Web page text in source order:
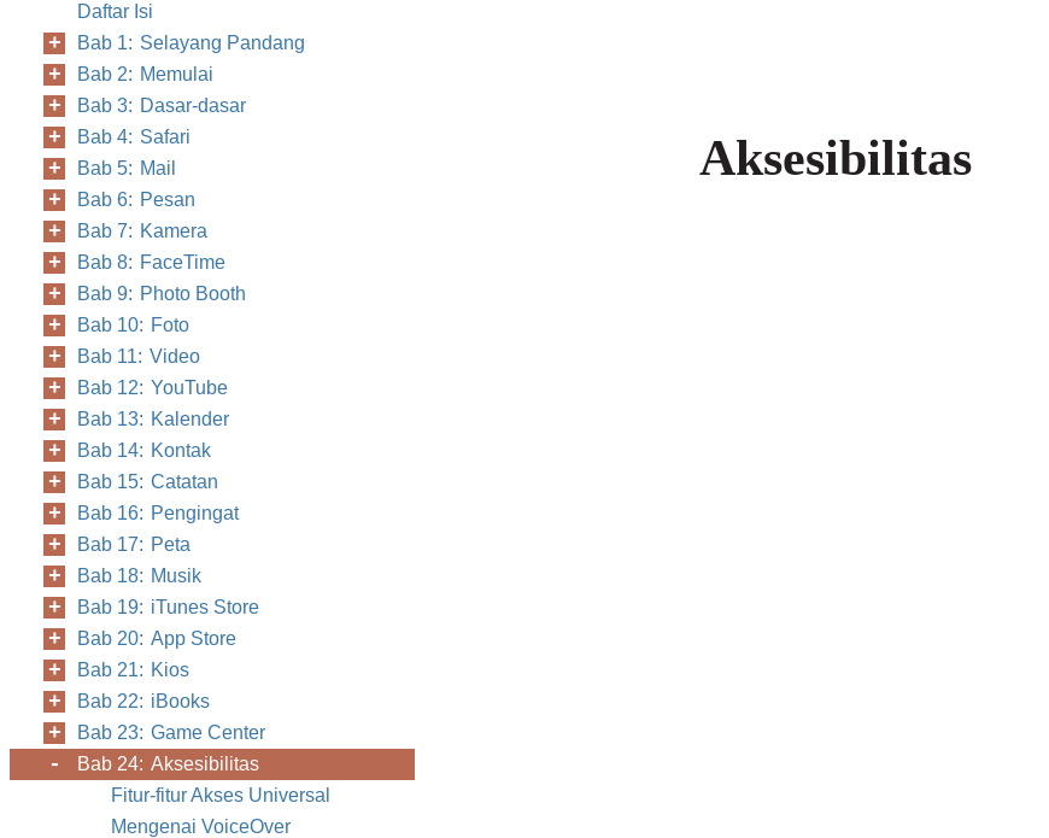
Aksesibilitas
Daftar Isi
Bab 1: Selayang Pandang
Bab 2: Memulai
Bab 3: Dasar-dasar
Bab 4: Safari
Bab 5: Mail
Bab 6: Pesan
Bab 7: Kamera
Bab 8: FaceTime
Bab 9: Photo Booth
Bab 10: Foto
Bab 11: Video
Bab 12: YouTube
Bab 13: Kalender
Bab 14: Kontak
Bab 15: Catatan
Bab 16: Pengingat
Bab 17: Peta
Bab 18: Musik
Bab 19: iTunes Store
Bab 20: App Store
Bab 21: Kios
Bab 22: iBooks
Bab 23: Game Center
Bab 24: Aksesibilitas
Fitur-fitur Akses Universal
Mengenai VoiceOver